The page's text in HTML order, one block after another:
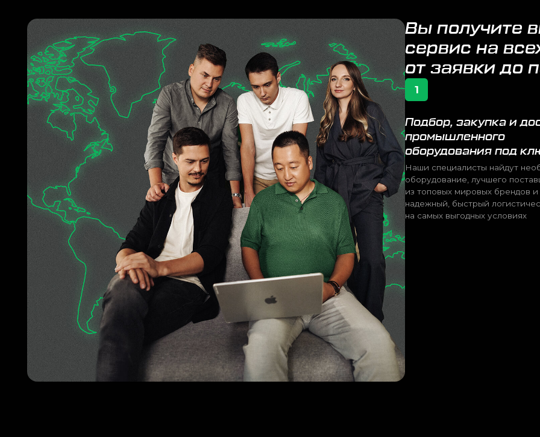
Подбор, закупка и доставка
промышленного
оборудования под ключ
Наши специалисты найдут необходимое
оборудование, лучшего поставщика
из топовых мировых брендов и организуют
надежный, быстрый логистический путь
на самых выгодных условиях
Наши преимущества
Заключая партнерские отношения с нашей компанией, вы попадаете в руки специалистов
с профильным образованием и опытом работы в горнодобывающей отрасли.
Комплексные поставки 300+